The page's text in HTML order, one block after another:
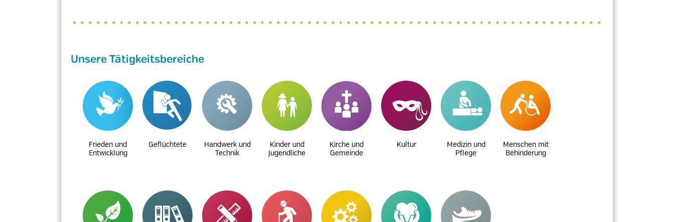
Unsere Tätigkeitsbereiche
Frieden und
Entwicklung
Geflüchtete
Handwerk und
Technik
Kinder und
Jugendliche
Kirche und
Gemeinde
Kultur
Medizin und
Pflege
Menschen mit
Behinderung